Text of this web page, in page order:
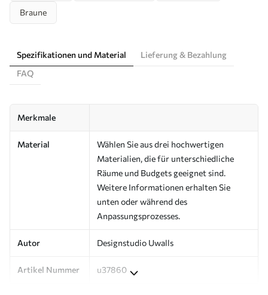
Braune
Spezifikationen und Material
Lieferung & Bezahlung
FAQ
Merkmale
Material
Wählen Sie aus drei hochwertigen
Materialien, die für unterschiedliche
Räume und Budgets geeignet sind.
Weitere Informationen erhalten Sie
unten oder während des
Anpassungsprozesses.
Autor Designstudio Uwalls
Artikel Nummer u37860